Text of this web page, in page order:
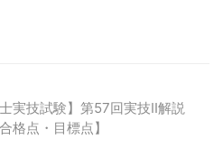
士実技試験】第57回実技Ⅱ解説
格点・目標点】